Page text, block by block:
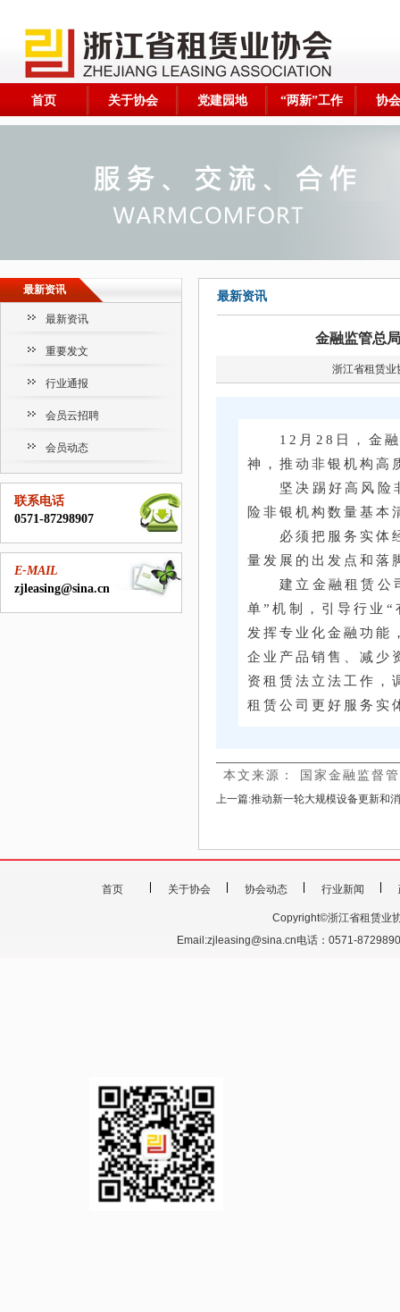
首页 关于协会 党建园地 “两新”工作 协
最新资讯
最新资讯
重要发文
行业通报
会员云招聘
会员动态
联系电话
0571-87298907
E-MAIL
zjleasing@sina.cn
最新资讯
金融监管总
浙江省租赁业
12月28日，金
神，推动非银机构高
坚决踢好高风险
险非银机构数量基本
必须把服务实体
量发展的出发点和落
建立金融租赁公
单”机制， 引导行业“
发挥专业化金融功能
企业产品销售、减少
资租赁法立法工作，
租赁公司更好服务实
本文来源： 国家金融监督
上一篇:推动新一轮大规模设备更新和
首页 关于协会 协会动态 行业新闻
Copyright©浙江省租赁业
Email:zjleasing@sina.cn电话：0571-